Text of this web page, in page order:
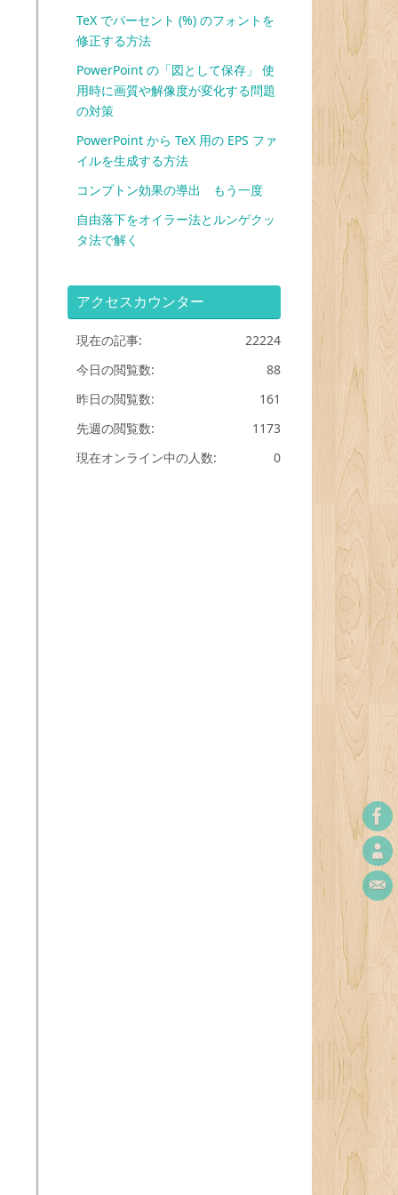
TeX でパーセント (%) のフォントを
修正する方法
PowerPoint の「図として保存」 使
用時に画質や解像度が変化する問題
の対策
PowerPoint から TeX 用の EPS ファ
イルを生成する方法
コンプトン効果の導出 もう一度
自由落下をオイラー法とルンゲクッ
タ法で解く
アクセスカウンター
22224
現在の記事:
88
今日の閲覧数:
161
昨日の閲覧数:
1173
先週の閲覧数:
0
現在オンライン中の人数: